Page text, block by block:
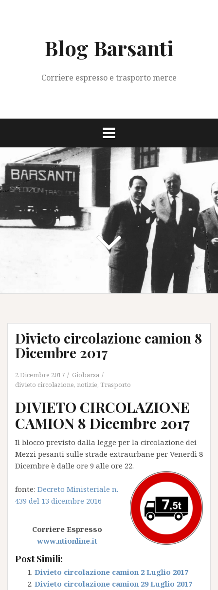
Blog Barsanti
Corriere espresso e trasporto merce
Divieto circolazione camion 8
Dicembre 2017
2 Dicembre 2017
Giobarsa
divieto circolazione, notizie, Trasporto
DIVIETO CIRCOLAZIONE
CAMION 8 Dicembre 2017
Il blocco previsto dalla legge per la circolazione dei
Mezzi pesanti sulle strade extraurbane per Venerdì 8
Dicembre è dalle ore 9 alle ore 22.
fonte: Decreto Ministeriale n.
439 del 13 dicembre 2016
Corriere Espresso
www.ntionline.it
Post Simili:
Divieto circolazione camion 2 Luglio 2017
Divieto circolazione camion 29 Luglio 2017